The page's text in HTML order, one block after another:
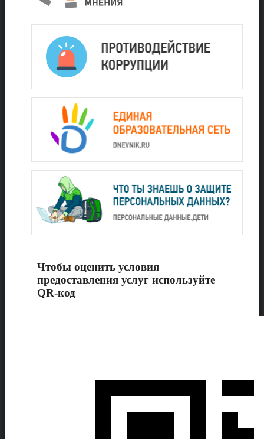
Чтобы оценить условия
предоставления услуг используйте
QR-код